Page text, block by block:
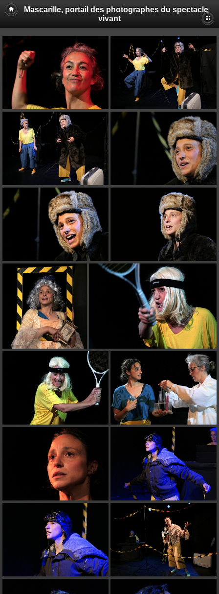
Mascarille, portail des photographes du spectacle
vivant